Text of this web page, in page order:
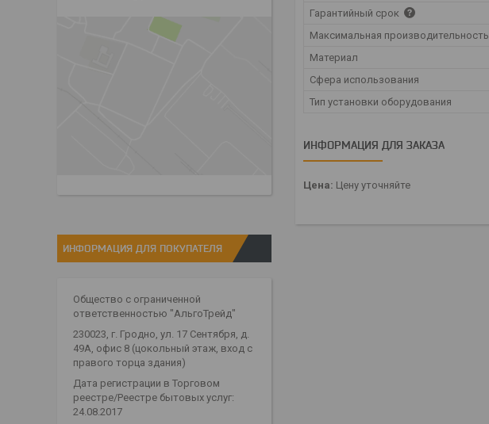
Гарантийный срок
Максимальная производительность
Материал
Сфера использования
Тип установки оборудования
ИНФОРМАЦИЯ ДЛЯ ЗАКАЗА
Цена: Цену уточняйте
ИНФОРМАЦИЯ ДЛЯ ПОКУПАТЕЛЯ
Общество с ограниченной
ответственностью "АльгоТрейд"
230023, г. Гродно, ул. 17 Сентября, д.
49А, офис 8 (цокольный этаж, вход с
правого торца здания)
Дата регистрации в Торговом
реестре/Реестре бытовых услуг:
24.08.2017